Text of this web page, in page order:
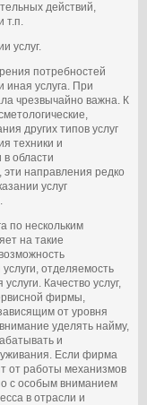
действий,
т.п.
услуг.
потребностей
иная услуга. При
чрезвычайно важна. К
других типов услуг
техники и
в области
направления редко
услуг
по нескольким
на такие
отделяемость
Качество услуг,
фирмы,
от уровня
уделять найму,
и
Если фирма
от работы механизмов
с особым вниманием
в отрасли и